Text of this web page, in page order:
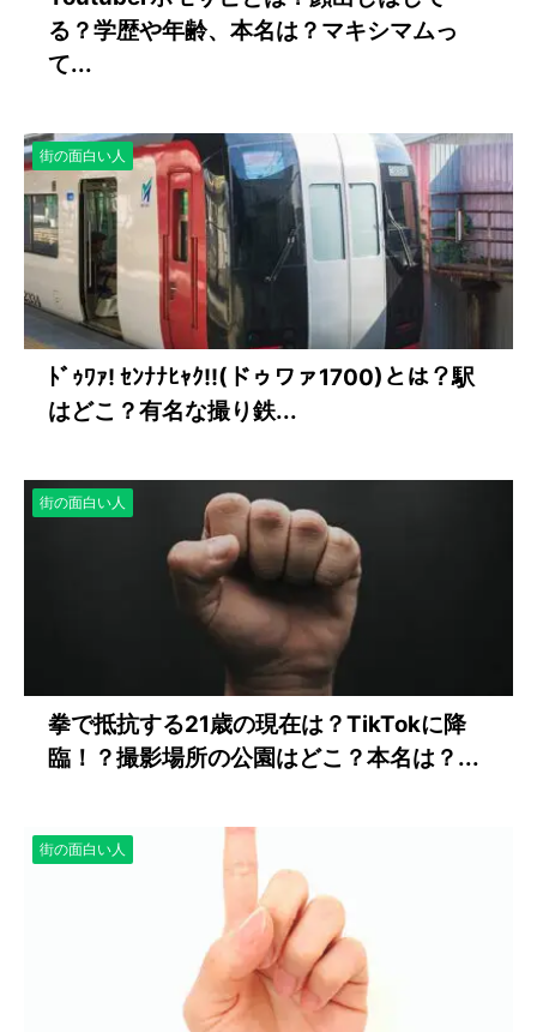
る？学歴や年齢、本名は？マキシマムっ
て...
街の面白い人
ﾄﾞｩﾜｧ! ｾﾝﾅﾅﾋｬｸ!!(ドゥワァ1700)とは？駅
はどこ？有名な撮り鉄...
街の面白い人
拳で抵抗する21歳の現在は？TikTokに降
臨！？撮影場所の公園はどこ？本名は？...
街の面白い人